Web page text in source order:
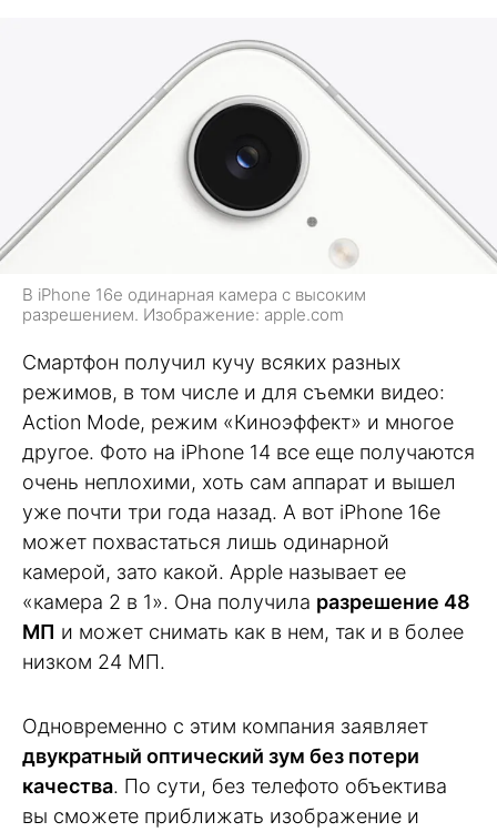
В iPhone 16e одинарная камера с высоким
разрешением. Изображение: apple.com
Смартфон получил кучу всяких разных
режимов, в том числе и для съемки видео:
Action Mode, режим «Киноэффект» и многое
другое. Фото на iPhone 14 все еще получаются
очень неплохими, хоть сам аппарат и вышел
уже почти три года назад. А вот iPhone 16e
может похвастаться лишь одинарной
камерой, зато какой. Apple называет ее
«камера 2 в 1». Она получила разрешение 48
МП и может снимать как в нем, так и в более
низком 24 МП.
Одновременно с этим компания заявляет
двукратный оптический зум без потери
качества. По сути, без телефото объектива
вы сможете приближать изображение и